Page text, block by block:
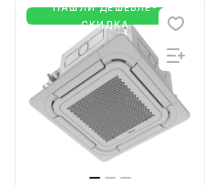
НАШЛИ ДЕШЕВЛЕ-
СКИДКА